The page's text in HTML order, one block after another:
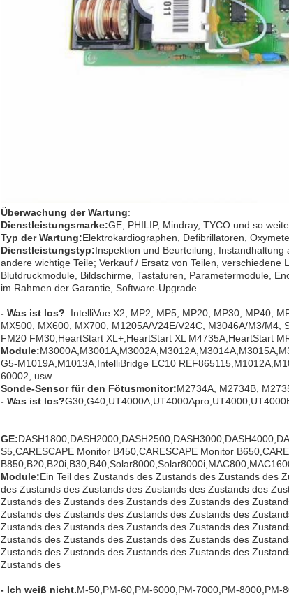
Überwachung der Wartung:
Dienstleistungsmarke:GE, PHILIP, Mindray, TYCO und so
Typ der Wartung:Elektrokardiographen, Defibrillatoren,
Dienstleistungstyp:Inspektion und Beurteilung,
andere wichtige Teile; Verkauf / Ersatz von Teilen,
Blutdruckmodule, Bildschirme, Tastaturen, Parametermodule,
im Rahmen der Garantie, Software-Upgrade.
- Was ist los?: IntelliVue X2, MP2, MP5, MP20, MP30, MP40,
MX500, MX600, MX700, M1205A/V24E/V24C, M3046A/M3/M4,
FM20 FM30,HeartStart XL+,HeartStart XL M4735A,HeartStart
Module:
G5-M1019A,M1013A,IntelliBridge EC10
60002, usw.
Sonde-Sensor für den Fötusmonitor:M2734A, M2734B,
- Was ist los?
GE:
S5,CARESCAPE Monitor B450,CARESCAPE Monitor
Module:Ein Teil des Zustands des Zustands des Zustands des
des Zustands des Zustands des Zustands des Zustands des
Zustands des Zustands des Zustands des Zustands des
Zustands des Zustands des Zustands des Zustands des
Zustands des Zustands des Zustands des Zustands des
Zustands des Zustands des Zustands des Zustands des
Zustands des Zustands des Zustands des Zustands des
Zustands des
- Ich weiß nicht.M-50,PM-60,PM-6000,PM-7000,PM-8000,PM-